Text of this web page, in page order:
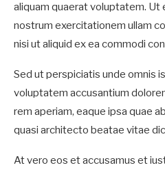
aliquam quaerat voluptatem. Ut
nostrum exercitationem ullam
nisi ut aliquid ex ea commodi
Sed ut perspiciatis unde omnis
voluptatem accusantium
rem aperiam, eaque ipsa quae
quasi architecto beatae vitae
At vero eos et accusamus et